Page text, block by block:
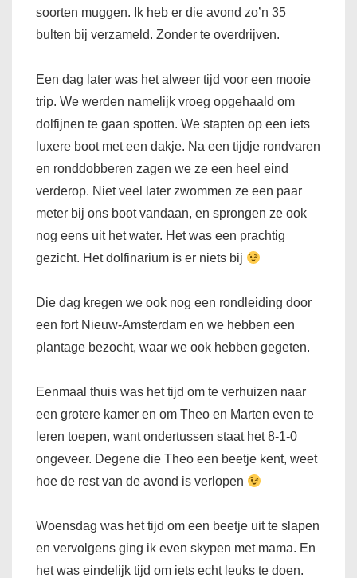
soorten muggen. Ik heb er die avond zo’n 35
bulten bij verzameld. Zonder te overdrijven.
Een dag later was het alweer tijd voor een mooie
trip. We werden namelijk vroeg opgehaald om
dolfijnen te gaan spotten. We stapten op een iets
luxere boot met een dakje. Na een tijdje rondvaren
en ronddobberen zagen we ze een heel eind
verderop. Niet veel later zwommen ze een paar
meter bij ons boot vandaan, en sprongen ze ook
nog eens uit het water. Het was een prachtig
gezicht. Het dolfinarium is er niets bij
Die dag kregen we ook nog een rondleiding door
een fort Nieuw-Amsterdam en we hebben een
plantage bezocht, waar we ook hebben gegeten.
Eenmaal thuis was het tijd om te verhuizen naar
een grotere kamer en om Theo en Marten even te
leren toepen, want ondertussen staat het 8-1-0
ongeveer. Degene die Theo een beetje kent, weet
hoe de rest van de avond is verlopen
Woensdag was het tijd om een beetje uit te slapen
en vervolgens ging ik even skypen met mama. En
het was eindelijk tijd om iets echt leuks te doen.